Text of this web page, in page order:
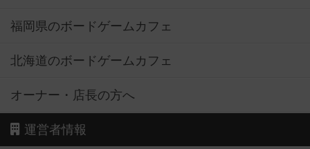
福岡県のボードゲームカフェ
北海道のボードゲームカフェ
オーナー・店長の方へ
運営者情報